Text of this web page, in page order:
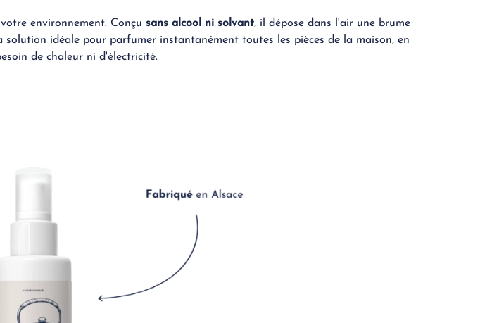
environnement. Conçu sans alcool ni solvant, il dépose dans l'air une brume
idéale pour parfumer instantanément toutes les pièces de la maison, en
de chaleur ni d'électricité.